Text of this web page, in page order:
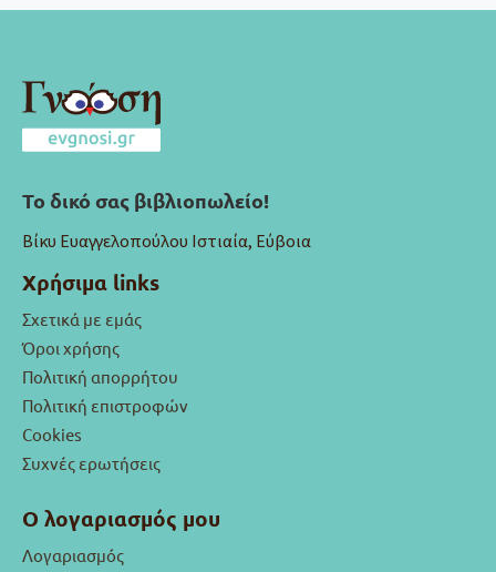
Το δικό σας βιβλιοπωλείο!
Βίκυ Ευαγγελοπούλου Ιστιαία, Εύβοια
Χρήσιμα links
Σχετικά με εμάς
Όροι χρήσης
Πολιτική απορρήτου
Πολιτική επιστροφών
Cookies
Συχνές ερωτήσεις
Ο λογαριασμός μου
Λογαριασμός